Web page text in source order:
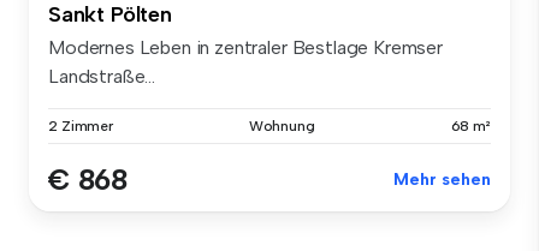
Sankt Pölten
Modernes Leben in zentraler Bestlage Kremser
Landstraße...
2 Zimmer Wohnung 68 m²
€ 868 Mehr sehen